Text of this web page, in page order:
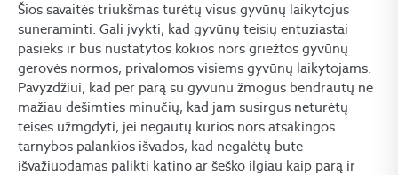
Šios savaitės triukšmas turėtų visus gyvūnų laikytojus
suneraminti. Gali įvykti, kad gyvūnų teisių entuziastai
pasieks ir bus nustatytos kokios nors griežtos gyvūnų
gerovės normos, privalomos visiems gyvūnų laikytojams.
Pavyzdžiui, kad per parą su gyvūnu žmogus bendrautų ne
mažiau dešimties minučių, kad jam susirgus neturėtų
teisės užmgdyti, jei negautų kurios nors atsakingos
tarnybos palankios išvados, kad negalėtų bute
išvažiuodamas palikti katino ar šeško ilgiau kaip parą ir